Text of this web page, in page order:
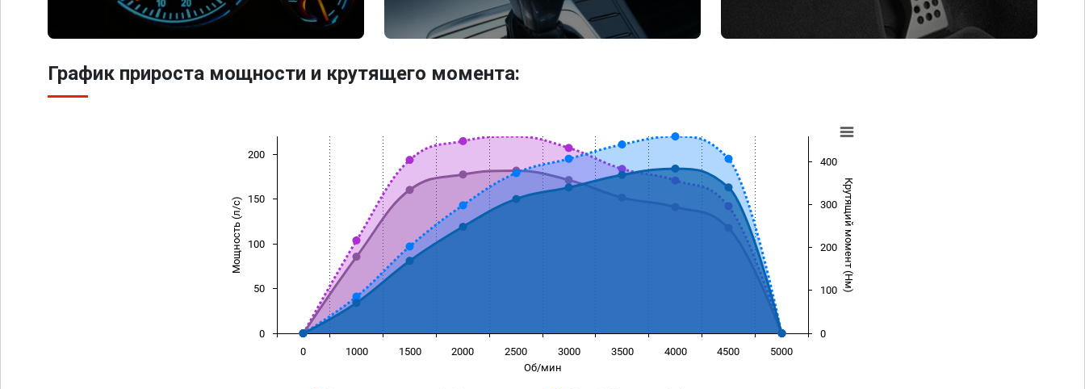
График прироста мощности и крутящего момента:
Об/мин
Мощность (л/с) Крутящий момент (Нм)
0 1000 1500 2000 2500 3000 3500 4000 4500 5000
0
50
100
150
200
0
100
200
300
400